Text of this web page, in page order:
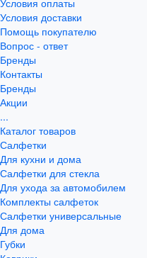
Условия оплаты
Условия доставки
Помощь покупателю
Вопрос - ответ
Бренды
Контакты
Бренды
Акции
...
Каталог товаров
Салфетки
Для кухни и дома
Салфетки для стекла
Для ухода за автомобилем
Комплекты салфеток
Салфетки универсальные
Для дома
Губки